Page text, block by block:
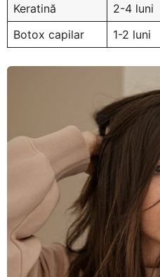
Keratină 2-4 luni
Botox capilar
1-2 luni